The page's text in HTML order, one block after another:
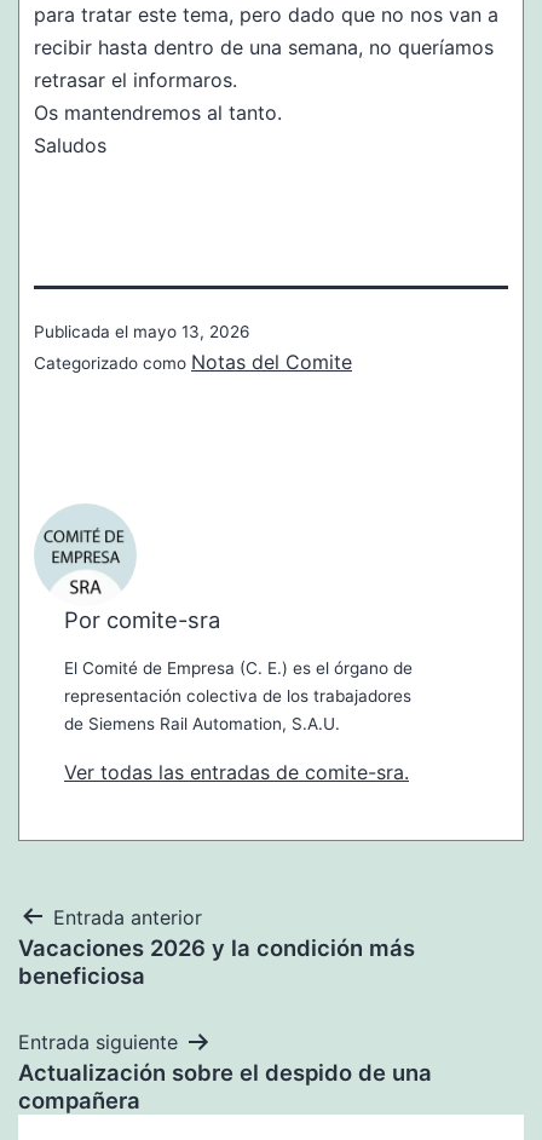
para tratar este tema, pero dado que no nos van a
recibir hasta dentro de una semana, no queríamos
retrasar el informaros.
Os mantendremos al tanto.
Saludos
Publicada el mayo 13, 2026
Categorizado como Notas del Comite
Por comite-sra
El Comité de Empresa (C. E.) es el órgano de
representación colectiva de los trabajadores
de Siemens Rail Automation, S.A.U.
Ver todas las entradas de comite-sra.
Navegación
de
Entrada anterior
Vacaciones 2026 y la condición más
beneficiosa
Entrada siguiente
Actualización sobre el despido de una
compañera